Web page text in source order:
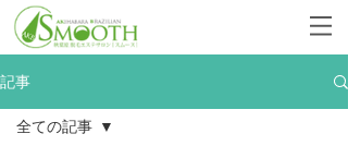
記事
全ての記事